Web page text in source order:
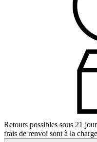
Retours possibles sous 21
frais de renvoi sont à la